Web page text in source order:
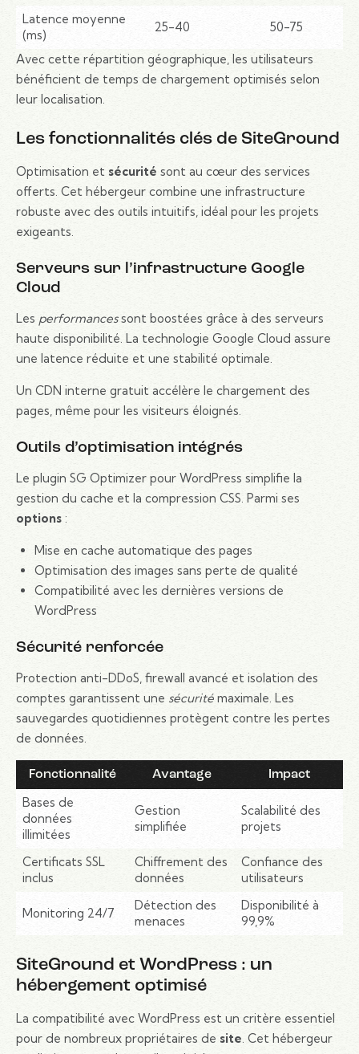
Latence moyenne
(ms)
25-40 50-75
Avec cette répartition géographique, les utilisateurs
bénéficient de temps de chargement optimisés selon
leur localisation.
Les fonctionnalités clés de SiteGround
Optimisation et sécurité sont au cœur des services
offerts. Cet hébergeur combine une infrastructure
robuste avec des outils intuitifs, idéal pour les projets
exigeants.
Serveurs sur l’infrastructure Google
Cloud
Les performancessont boostées grâce à des serveurs
haute disponibilité. La technologie Google Cloud assure
une latence réduite et une stabilité optimale.
Un CDN interne gratuit accélère le chargement des
pages, même pour les visiteurs éloignés.
Outils d’optimisation intégrés
Le plugin SG Optimizer pour WordPress simplifie la
gestion du cache et la compression CSS. Parmi ses
options :
Mise en cache automatique des pages
Optimisation des images sans perte de qualité
Compatibilité avec les dernières versions de
WordPress
Sécurité renforcée
Protection anti-DDoS, firewall avancé et isolation des
comptes garantissent une sécurité maximale. Les
sauvegardes quotidiennes protègent contre les pertes
de données.
Fonctionnalité Avantage Impact
Bases de
données
illimitées
Gestion
simplifiée
Scalabilité des
projets
Certificats SSL
inclus
Chiffrement des
données
Confiance des
utilisateurs
Monitoring 24/7
Détection des
menaces
Disponibilité à
99,9%
SiteGround et WordPress : un
hébergement optimisé
La compatibilité avec WordPress est un critère essentiel
pour de nombreux propriétaires de site . Cet hébergeur